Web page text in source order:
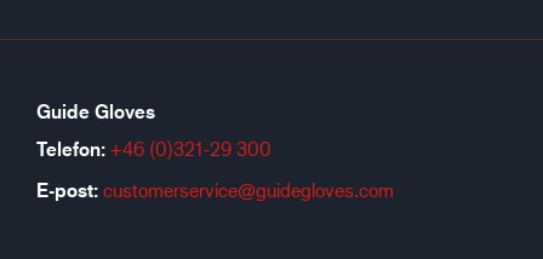
Guide Gloves
Telefon: +46 (0)321-29 300
E-post: customerservice@guidegloves.com